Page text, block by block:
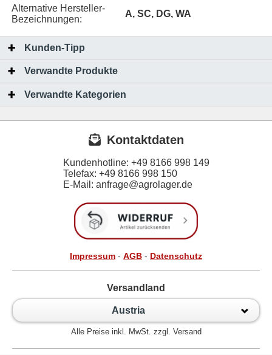
Alternative Hersteller-
Bezeichnungen:
A, SC, DG, WA
Kunden-Tipp
Verwandte Produkte
Verwandte Kategorien
Kontaktdaten
Kundenhotline: +49 8166 998 149
Telefax: +49 8166 998 150
E-Mail: anfrage@agrolager.de
Impressum - AGB - Datenschutz
Versandland
Austria
Alle Preise inkl. MwSt. zzgl. Versand